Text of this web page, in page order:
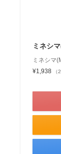
ミネシ
ミネシマ
¥1,938